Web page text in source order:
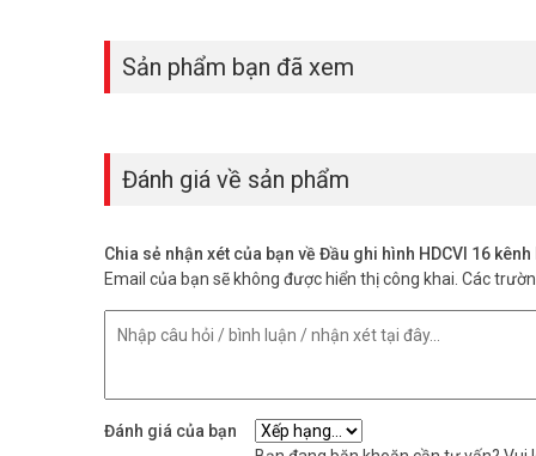
Sản phẩm bạn đã xem
Đánh giá về sản phẩm
Chia sẻ nhận xét của bạn về Đầu ghi hình HDCVI 16 kênh
Email của bạn sẽ không được hiển thị công khai. Các
Đánh giá của bạn